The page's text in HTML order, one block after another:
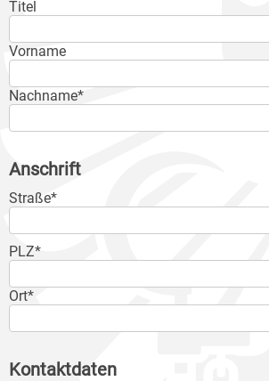
Titel
Vorname
Nachname*
Anschrift
Straße*
PLZ*
Ort*
Kontaktdaten